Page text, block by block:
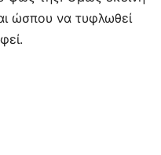
ώσπου να τυφλωθεί